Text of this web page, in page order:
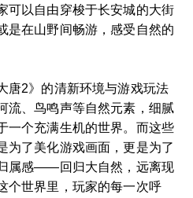
可以自由穿梭于长安城的大街
是在山野间畅游，感受自然的
唐2》的清新环境与游戏玩法
流、鸟鸣声等自然元素，细腻
一个充满生机的世界。而这些
为了美化游戏画面，更是为了
属感——回归大自然，远离现
个世界里，玩家的每一次呼